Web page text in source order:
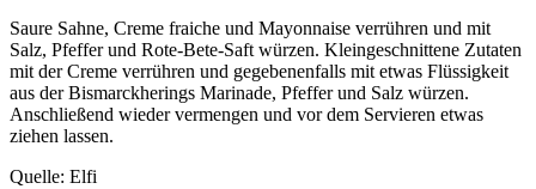
Saure Sahne, Creme fraiche und Mayonnaise verrühren und mit
Salz, Pfeffer und Rote-Bete-Saft würzen. Kleingeschnittene Zutaten
mit der Creme verrühren und gegebenenfalls mit etwas Flüssigkeit
aus der Bismarckherings Marinade, Pfeffer und Salz würzen.
Anschließend wieder vermengen und vor dem Servieren etwas
ziehen lassen.
Quelle: Elfi